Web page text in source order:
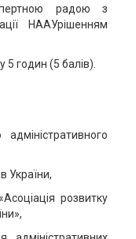
радою з
НААУрішенням
5 годин (5 балів).
України,
розвитку